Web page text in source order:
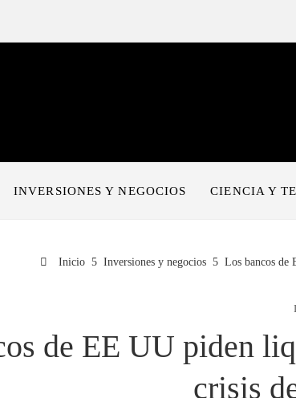
INVERSIONES Y NEGOCIOS CIENCIA Y
Inicio Inversiones y negocios Los bancos de
de EE UU piden
crisis